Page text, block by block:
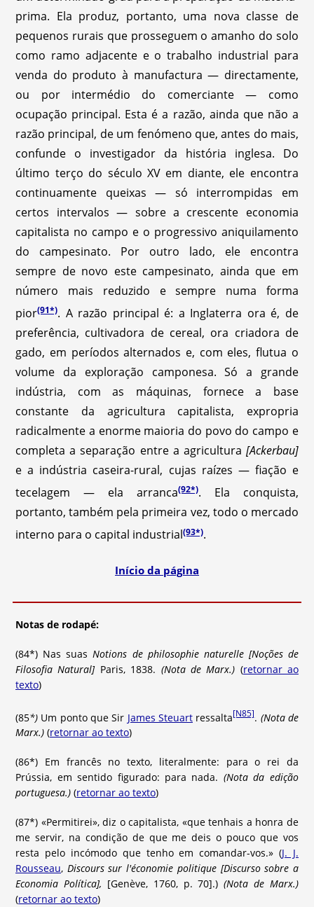
prima. Ela produz, portanto, uma nova classe de
pequenos rurais que prosseguem o amanho do solo
como ramo adjacente e o trabalho industrial para
venda do produto à manufactura — directamente,
ou por intermédio do comerciante — como
ocupação principal. Esta é a razão, ainda que não a
razão principal, de um fenómeno que, antes do mais,
confunde o investigador da história inglesa. Do
último terço do século XV em diante, ele encontra
continuamente queixas — só interrompidas em
certos intervalos — sobre a crescente economia
capitalista no campo e o progressivo aniquilamento
do campesinato. Por outro lado, ele encontra
sempre de novo este campesinato, ainda que em
número mais reduzido e sempre numa forma
pior(91*). A razão principal é: a Inglaterra ora é, de
preferência, cultivadora de cereal, ora criadora de
gado, em períodos alternados e, com eles, flutua o
volume da exploração camponesa. Só a grande
indústria, com as máquinas, fornece a base
constante da agricultura capitalista, expropria
radicalmente a enorme maioria do povo do campo e
completa a separação entre a agricultura [Ackerbau]
e a indústria caseira-rural, cujas raízes — fiação e
tecelagem — ela arranca(92*). Ela conquista,
portanto, também pela primeira vez, todo o mercado
interno para o capital industrial(93*).
Início da página
Notas de rodapé:
(84*) Nas suasNotions de philosophie naturelle [Noções de
Filosofia Natural] Paris, 1838. (Nota de Marx.) (retornar ao
texto)
(85*) Um ponto que Sir James Steuart ressalta[N85]. (Nota de
Marx.) (retornar ao texto)
(86*) Em francês no texto, literalmente: para o rei da
Prússia, em sentido figurado: para nada. (Nota da edição
portuguesa.) (retornar ao texto)
(87*) «Permitirei», diz o capitalista, «que tenhais a honra de
me servir, na condição de que me deis o pouco que vos
resta pelo incómodo que tenho em comandar-vos.» (J. J.
Rousseau, Discours sur l'économie politique [Discurso sobre a
Economia Política], [Genève, 1760, p. 70].)(Nota de Marx.)
(retornar ao texto)